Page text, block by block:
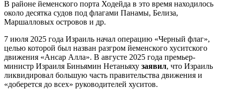
В районе йеменского порта Ходейда в это время находилось
около десятка судов под флагами Панамы, Белиза,
Маршалловых островов и др.
7 июля 2025 года Израиль начал операцию «Черный флаг»,
целью которой был назван разгром йеменского хуситского
движения «Ансар Алла». В августе 2025 года премьер-
министр Израиля Биньямин Нетаньяху заявил, что Израиль
ликвидировал большую часть правительства движения и
«доберется до всех» руководителей хуситов.